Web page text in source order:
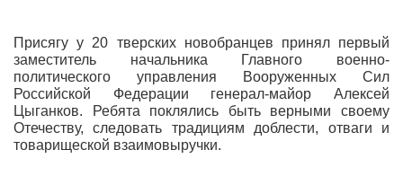
Присягу у 20 тверских новобранцев принял первый
заместитель начальника Главного военно-
политического управления Вооруженных Сил
Российской Федерации генерал-майор Алексей
Цыганков. Ребята поклялись быть верными своему
Отечеству, следовать традициям доблести, отваги и
товарищеской взаимовыручки.